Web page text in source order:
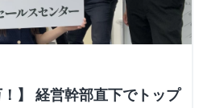
！】 経営幹部直下でトップ